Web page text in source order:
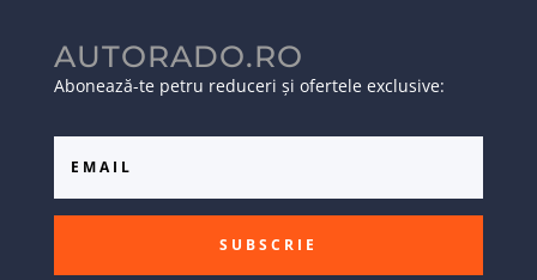
AUTORADO.RO
Abonează-te petru reduceri și ofertele exclusive:
SUBSCRIE